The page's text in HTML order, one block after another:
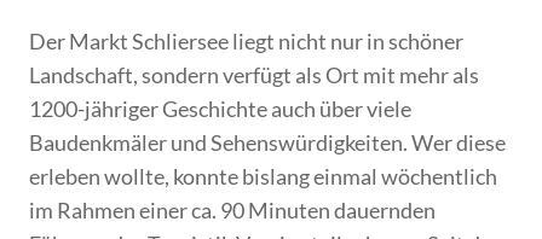
Der Markt Schliersee liegt nicht nur in schöner
Landschaft, sondern verfügt als Ort mit mehr als
1200-jähriger Geschichte auch über viele
Baudenkmäler und Sehenswürdigkeiten. Wer diese
erleben wollte, konnte bislang einmal wöchentlich
im Rahmen einer ca. 90 Minuten dauernden